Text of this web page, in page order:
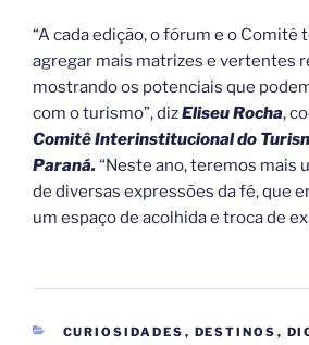
“A cada edição, o fórum e o Comitê
agregar mais matrizes e vertentes
mostrando os potenciais que
com o turismo”, dizEliseu Rocha,
Comitê Interinstitucional do
Paraná. “Neste ano, teremos mais
de diversas expressões da fé, que
um espaço de acolhida e troca de
CATEGORIAS
CURIOSIDADES , DESTINOS ,